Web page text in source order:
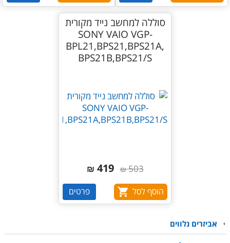
סוללה למחשב נייד מקורית
SONY VAIO VGP-
BPL21,BPS21,BPS21A,
BPS21B,BPS21/S
503
₪
419
₪
הוסף לסל פרטים
אביזרים נלווים